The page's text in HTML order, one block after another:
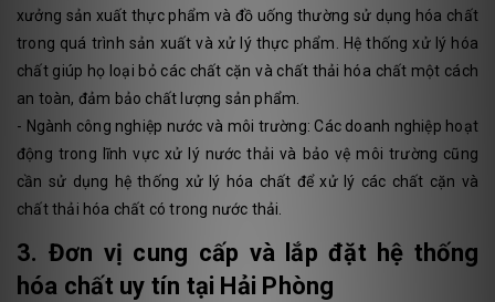
xưởng sản xuất thực phẩm và đồ uống thường sử dụng hóa chất
trong quá trình sản xuất và xử lý thực phẩm. Hệ thống xử lý hóa
chất giúp họ loại bỏ các chất cặn và chất thải hóa chất một cách
an toàn, đảm bảo chất lượng sản phẩm.
- Ngành công nghiệp nước và môi trường: Các doanh nghiệp hoạt
động trong lĩnh vực xử lý nước thải và bảo vệ môi trường cũng
cần sử dụng hệ thống xử lý hóa chất để xử lý các chất cặn và
chất thải hóa chất có trong nước thải.
3. Đơn vị cung cấp và lắp đặt hệ thống
hóa chất uy tín tại Hải Phòng